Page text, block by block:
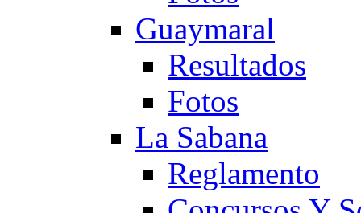
Guaymaral
Resultados
Fotos
La Sabana
Reglamento